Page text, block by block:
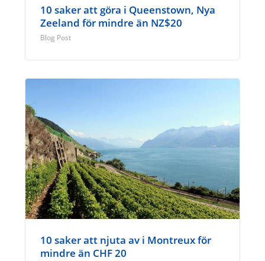
10 saker att göra i Queenstown, Nya
Zeeland för mindre än NZ$20
Blog Post
10 saker att njuta av i Montreux för
mindre än CHF 20